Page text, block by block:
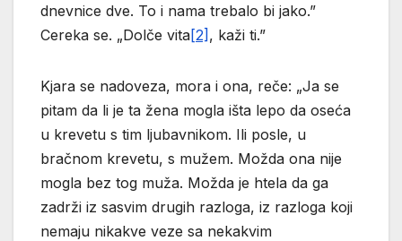
dnevnice dve. To i nama trebalo bi jako.”
Cereka se. „Dolče vita[2] , kaži ti.”
Kjara se nadoveza, mora i ona, reče: „Ja se
pitam da li je ta žena mogla išta lepo da oseća
u krevetu s tim ljubavnikom. Ili posle, u
bračnom krevetu, s mužem. Možda ona nije
mogla bez tog muža. Možda je htela da ga
zadrži iz sasvim drugih razloga, iz razloga koji
nemaju nikakve veze sa nekakvim